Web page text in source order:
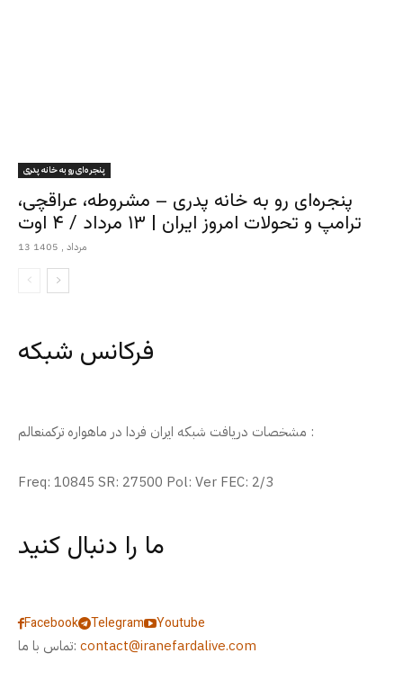
پنجره‌ای رو به خانه پدری
پنجره‌ای رو به خانه پدری – مشروطه، عراقچی،
ترامپ و تحولات امروز ایران | ۱۳ مرداد / ۴ اوت
13 مرداد , 1405
فرکانس شبکه
مشخصات دریافت شبکه ایران فردا در ماهواره ترکمنعالم :
Freq: 10845 SR: 27500 Pol: Ver FEC: 2/3
ما را دنبال کنید
Facebook Telegram
Youtube
تماس با ما: contact@iranefardalive.com